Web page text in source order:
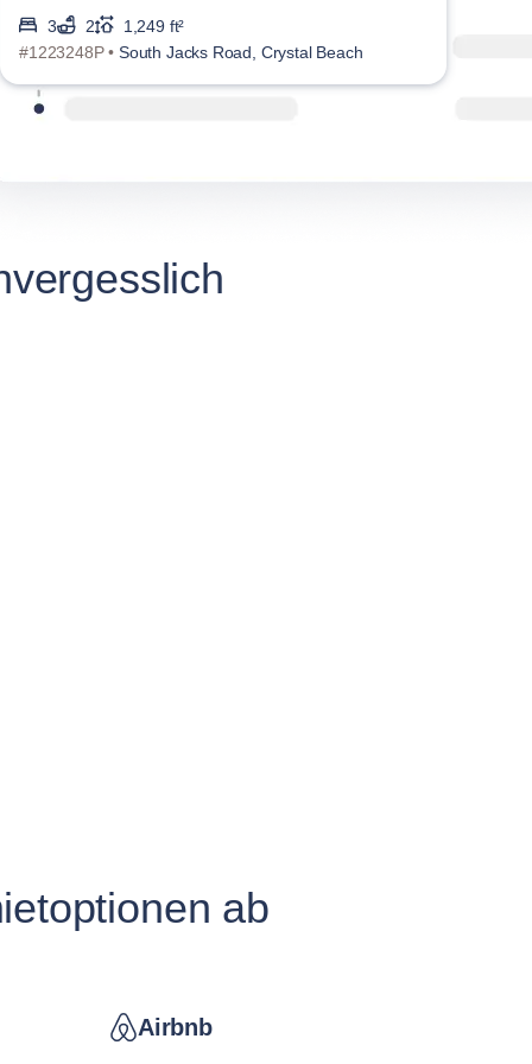
3 2
1,249 ft²
#1223248P • South Jacks Road, Crystal Beach
ab
Airbnb